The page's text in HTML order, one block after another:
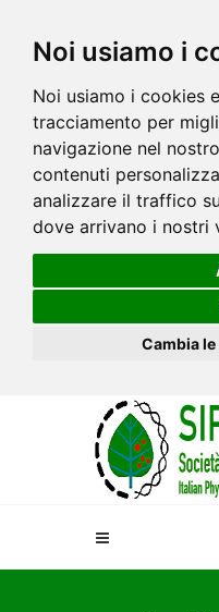
Noi usiamo i
Noi usiamo i cookies
tracciamento per
navigazione nel
contenuti
analizzare il traffico
dove arrivano i nostri
Cambia